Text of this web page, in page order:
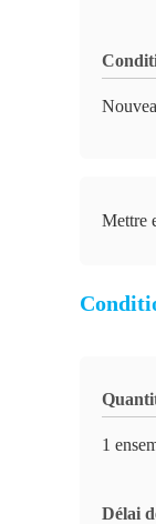
Mettre
1
Délai